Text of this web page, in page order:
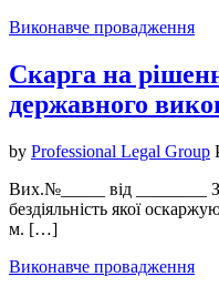
Виконавче провадження
Скарга на
державного
by Professional Legal Group
Вих.№_____ від ________
бездіяльність якої
м. […]
Виконавче провадження